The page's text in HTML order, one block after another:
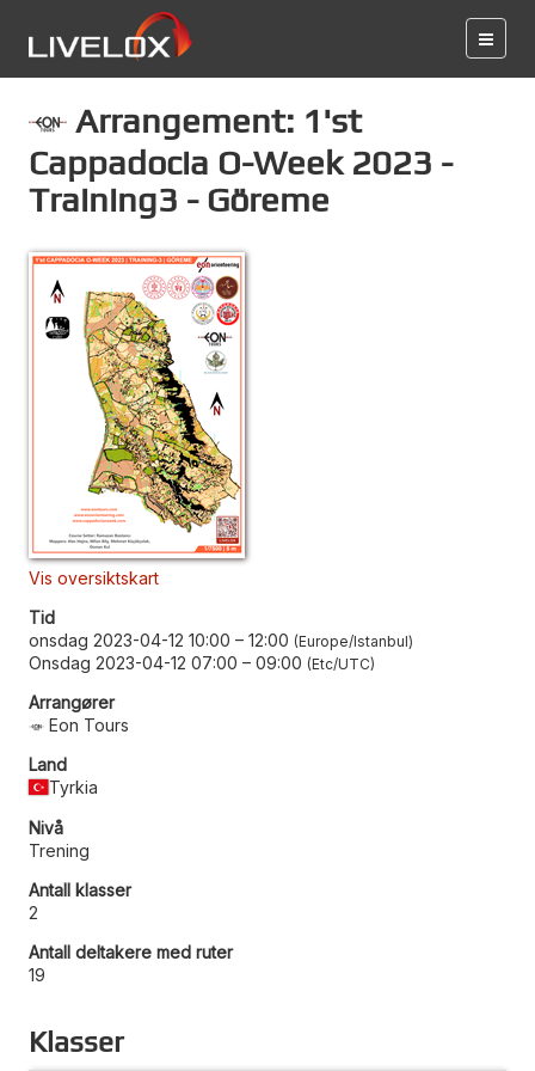
Arrangement: 1'st
Cappadocia O-Week 2023 -
Training3 - Göreme
Vis oversiktskart
Tid
onsdag 2023-04-12 10:00 – 12:00 Europe/Istanbul
Onsdag 2023-04-12 07:00 – 09:00 Etc/UTC
Arrangører
Eon Tours
Land
Tyrkia
Nivå
Trening
Antall klasser
2
Antall deltakere med ruter
19
Klasser